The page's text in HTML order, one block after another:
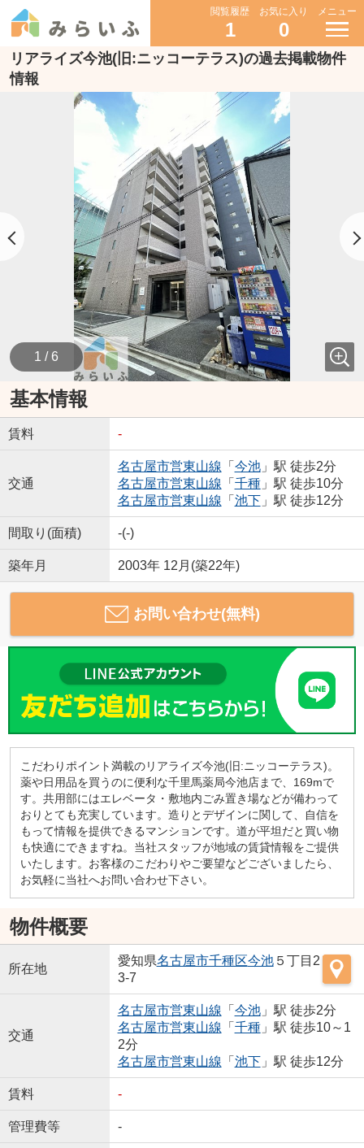
閲覧履歴
1
お気に入り
0
メニュー
リアライズ今池(旧:ニッコーテラス)の過去掲載物件
情報
1 / 6
基本情報
賃料 -
交通
名古屋市営東山線 「 今池」駅 徒歩2分
名古屋市営東山線 「 千種」駅 徒歩10分
名古屋市営東山線 「 池下」駅 徒歩12分
間取り(面積) -(-)
築年月 2003年 12月(築22年)
お問い合わせ(無料)
こだわりポイント満載のリアライズ今池(旧:ニッコーテラス)。
薬や日用品を買うのに便利な千里馬薬局今池店まで、169mで
す。共用部にはエレベータ・敷地内ごみ置き場などが備わって
おりとても充実しています。造りとデザインに関して、自信を
もって情報を提供できるマンションです。道が平坦だと買い物
も快適にできますね。当社スタッフが地域の賃貸情報をご提供
いたします。お客様のこだわりやご要望などございましたら、
お気軽に当社へお問い合わせ下さい。
物件概要
所在地
愛知県名古屋市千種区今池５丁目2
3-7
交通
名古屋市営東山線 「 今池」駅 徒歩2分
名古屋市営東山線 「 千種」駅 徒歩10～1
2分
名古屋市営東山線 「 池下」駅 徒歩12分
賃料 -
管理費等 -